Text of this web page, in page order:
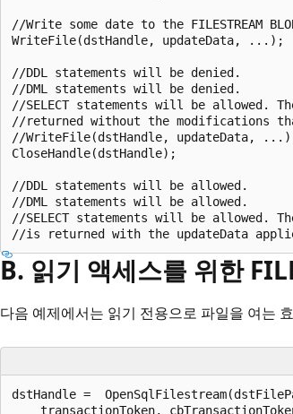
//Write some date to the FILESTREAM
WriteFile(dstHandle, updateData, ...);
//DDL statements will be denied.
//DML statements will be denied.
//SELECT statements will be allowed.
//returned without the modifications
//WriteFile(dstHandle, updateData,
CloseHandle(dstHandle);
//DDL statements will be allowed.
//DML statements will be allowed.
//SELECT statements will be allowed. The
B. 읽기 액세스를 위한
다음 예제에서는 읽기 전용으로 파일을 여는
dstHandle =
transactionToken,